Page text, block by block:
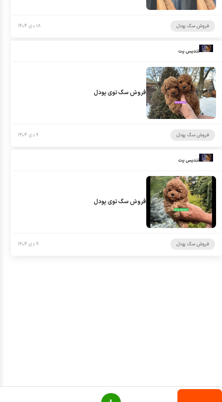
فروش سگ پودل ۱۸ دی ۱۴۰۴
تندیس پت
فروش سگ توی پودل
فروش سگ پودل ۹ دی ۱۴۰۴
تندیس پت
فروش سگ توی پودل
فروش سگ پودل ۹ دی ۱۴۰۴